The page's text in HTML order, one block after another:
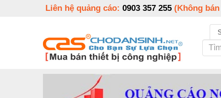
Liên hệ quảng cáo: 0903 357 255 (Không